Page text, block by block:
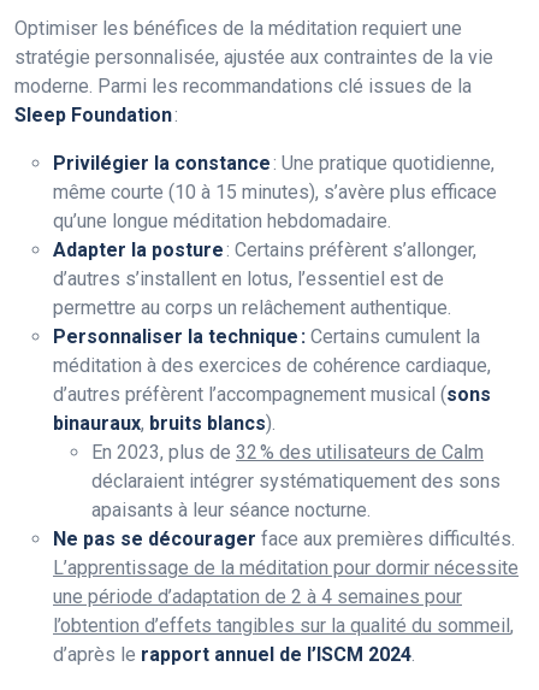
Optimiser les bénéfices de la méditation requiert une
stratégie personnalisée, ajustée aux contraintes de la vie
moderne. Parmi les recommandations clé issues de la
Sleep Foundation:
Privilégier la constance: Une pratique quotidienne,
même courte (10 à 15 minutes), s’avère plus efficace
qu’une longue méditation hebdomadaire.
Adapter la posture: Certains préfèrent s’allonger,
d’autres s’installent en lotus, l’essentiel est de
permettre au corps un relâchement authentique.
Personnaliser la technique : Certains cumulent la
méditation à des exercices de cohérence cardiaque,
d’autres préfèrent l’accompagnement musical (sons
binauraux, bruits blancs).
En 2023, plus de 32 % des utilisateurs de Calm
déclaraient intégrer systématiquement des sons
apaisants à leur séance nocturne.
Ne pas se décourager face aux premières difficultés.
L’apprentissage de la méditation pour dormir nécessite
une période d’adaptation de 2 à 4 semaines pour
l’obtention d’effets tangibles sur la qualité du sommeil ,
d’après le rapport annuel de l’ISCM 2024.